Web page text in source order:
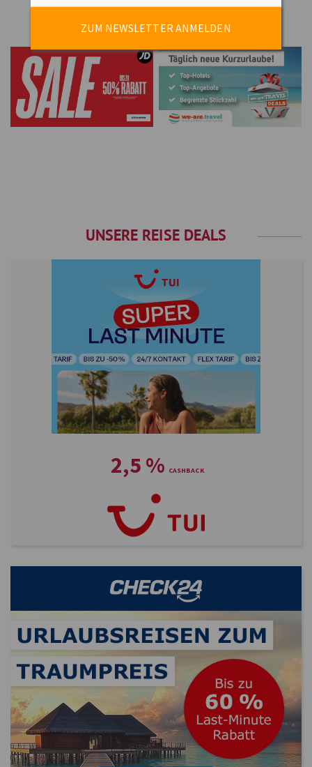
UNSERE REISE DEALS
2,5 %
ZUM NEWSLETTER ANMELDEN